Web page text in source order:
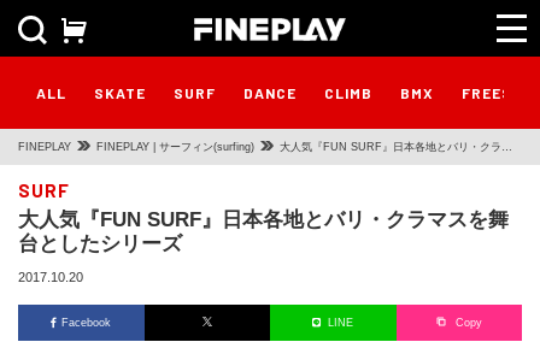
ALL SKATE SURF DANCE CLIMB BMX
FINEPLAY FINEPLAY | サーフィン(surfing) 大人気『FUN SURF』日本各地とバリ・クラマ
SURF
大人気『FUN SURF』日本各地とバリ・クラマスを舞
台としたシリーズ
2017.10.20
Facebook LINE Copy